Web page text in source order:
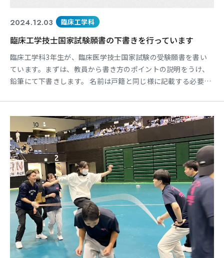
2024.12.03 臨床工学科
臨床工学技士国家試験願書の下書きを行っています
臨床工学科3年生が、臨床医学技士国家試験の受験願書を書い
ています。まずは、教員から書き方のポイントの説明をうけ、
鉛筆にて下書きします。 名前は戸籍と同じ様に記載する必要が